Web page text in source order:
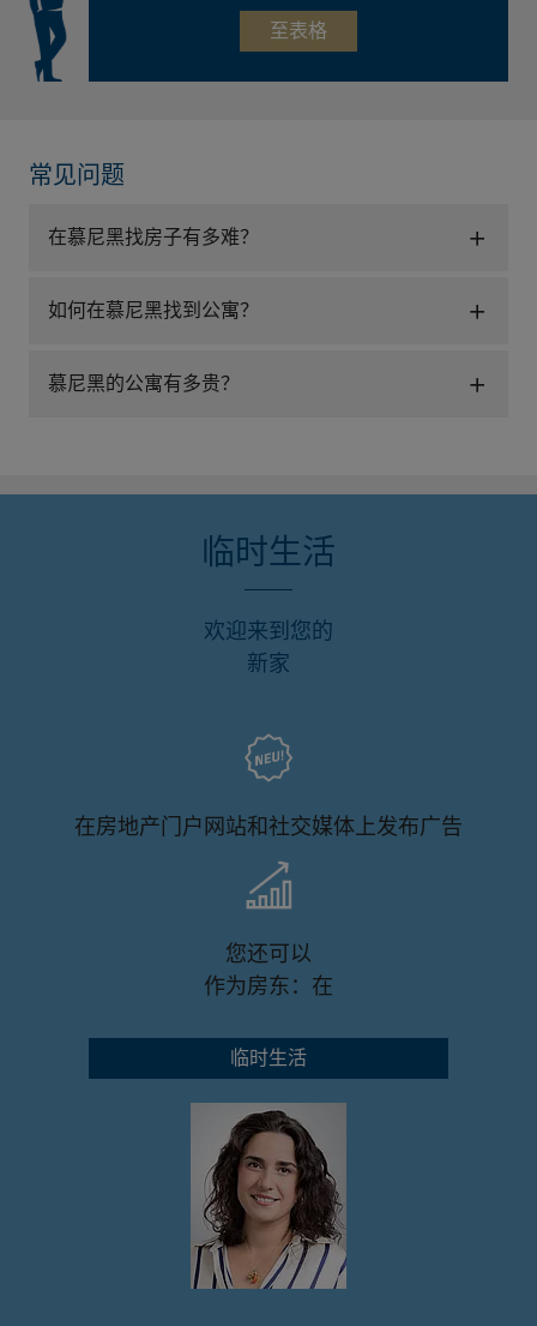
至表格
常见问题
在慕尼黑找房子有多难？
如何在慕尼黑找到公寓？
慕尼黑的公寓有多贵？
临时生活
欢迎来到您的
新家
在房地产门户网站和社交媒体上发布广告
您还可以
作为房东：在
临时生活